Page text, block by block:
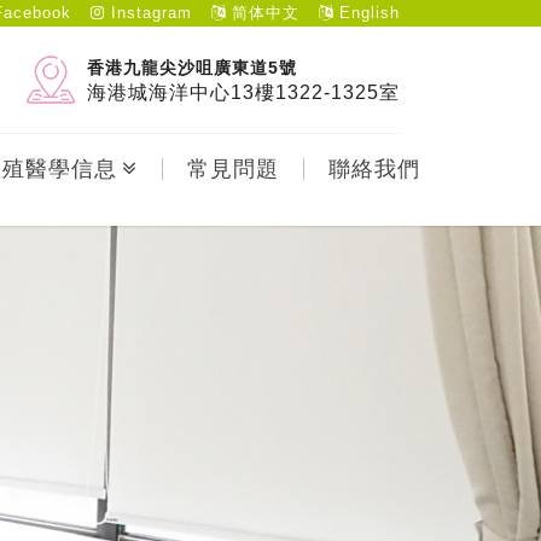
Instagram 简体中文 English
香港九龍尖沙咀廣東道5號
海港城海洋中心13樓1322-1325室
醫學信息 常見問題 聯絡我們